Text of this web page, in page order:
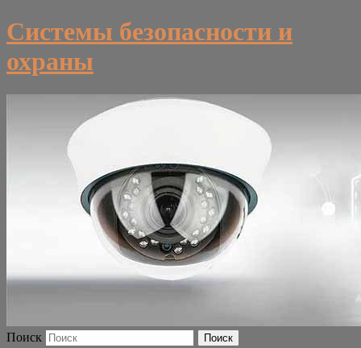
Системы безопасности и
охраны
Поиск